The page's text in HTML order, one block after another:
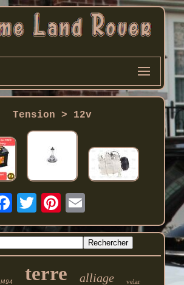
Tension > 12v
l494 terre alliage velar